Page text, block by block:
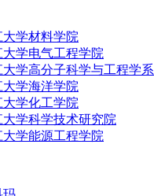
大学材料学院
大学电气工程学院
大学高分子科学与工程学系
大学海洋学院
大学化工学院
大学科学技术研究院
大学能源工程学院